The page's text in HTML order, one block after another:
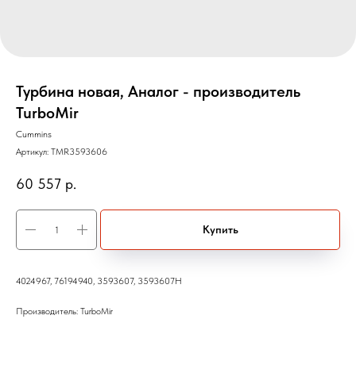
Турбина новая, Аналог - производитель
TurboMir
Cummins
Артикул: TMR3593606
60 557 р.
Купить
4024967, 76194940, 3593607, 3593607H
Производитель: TurboMir